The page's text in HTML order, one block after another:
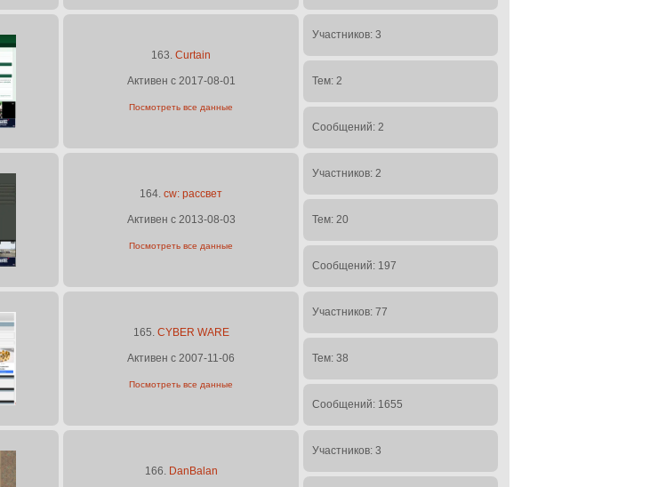
163. Curtain
Активен с 2017-08-01
Посмотреть все данные
Участников: 3
Тем: 2
Сообщений: 2
164. cw: рассвет
Активен с 2013-08-03
Посмотреть все данные
Участников: 2
Тем: 20
Сообщений: 197
165. CYBER WARE
Активен с 2007-11-06
Посмотреть все данные
Участников: 77
Тем: 38
Сообщений: 1655
166. DanBalan
Участников: 3